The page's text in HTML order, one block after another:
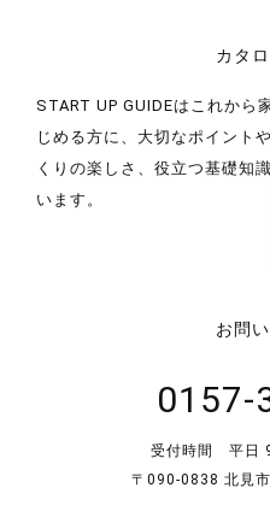
カタ
START UP GUIDEはこれから
じめる方に、大切なポイント
くりの楽しさ、役立つ基礎知
います。
お問
0157-
受付時間 平日
〒090-0838 北見